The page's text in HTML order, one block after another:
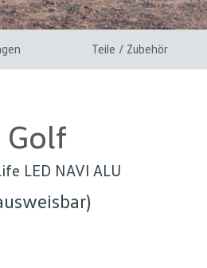
Teile / Zubehör
LED NAVI ALU